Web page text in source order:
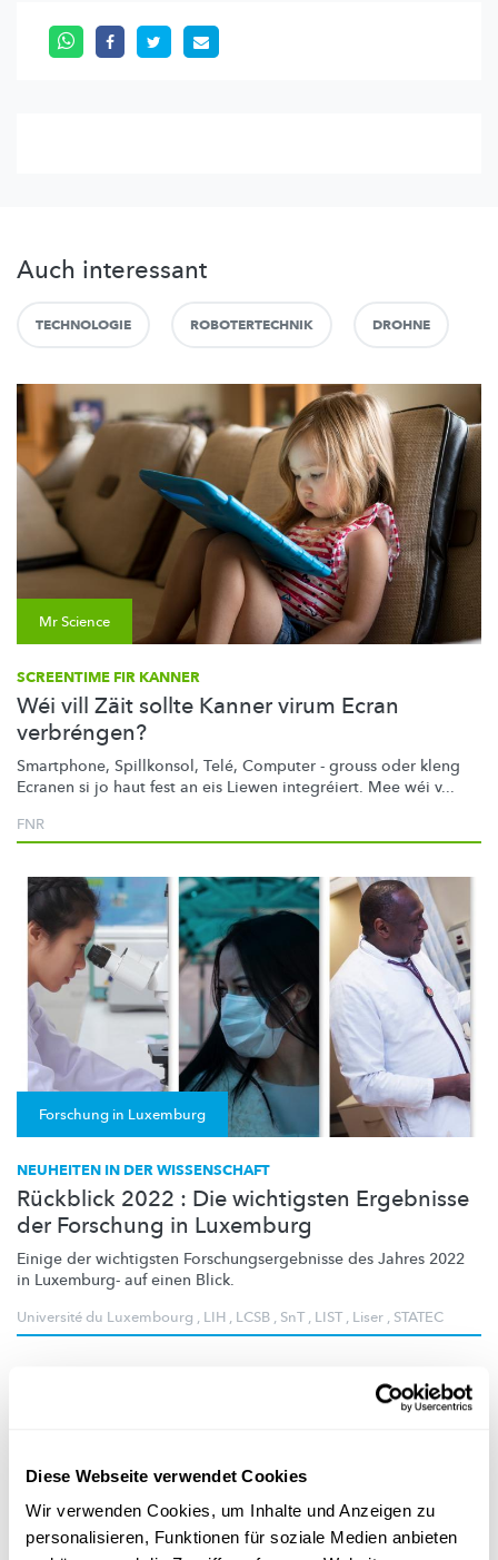
Diese Webseite verwendet Cookies
Wir verwenden Cookies, um Inhalte und Anzeigen zu
personalisieren, Funktionen für soziale Medien anbieten
Auch interessant
TECHNOLOGIE ROBOTERTECHNIK DROHNE
Mr Science
SCREENTIME FIR KANNER
Wéi vill Zäit sollte Kanner virum Ecran
verbréngen?
Smartphone, Spillkonsol, Telé, Computer - grouss oder kleng
Ecranen si jo haut fest an eis Liewen integréiert. Mee wéi v...
FNR
Forschung in Luxemburg
NEUHEITEN IN DER WISSENSCHAFT
Rückblick 2022 : Die wichtigsten Ergebnisse
der Forschung in Luxemburg
Einige der wichtigsten Forschungsergebnisse des Jahres 2022
in Luxemburg- auf einen Blick.
Université du Luxembourg , LIH , LCSB , SnT, LIST, Liser , STATEC